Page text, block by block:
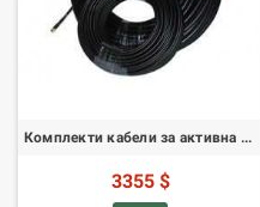
Комплекти кабели за активна антена GPS IsatDock/Oceana 100m Inmarsat
3355 $